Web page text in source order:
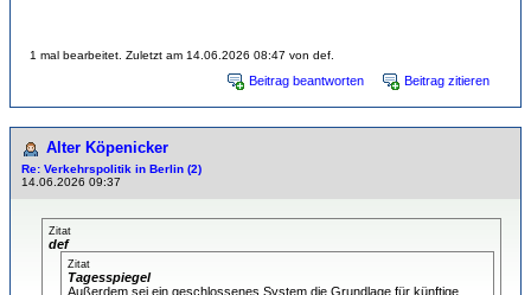
1 mal bearbeitet. Zuletzt am 14.06.2026 08:47 von def.
Beitrag beantworten Beitrag zitieren
Alter Köpenicker
Re: Verkehrspolitik in Berlin (2)
14.06.2026 09:37
Zitat
def
Zitat
Tagesspiegel
Außerdem sei ein geschlossenes System die Grundlage für künftige